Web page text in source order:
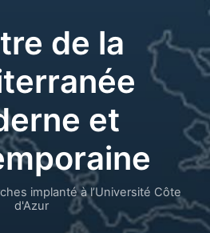
de la
et
implanté à l’Université Côte
d'Azur